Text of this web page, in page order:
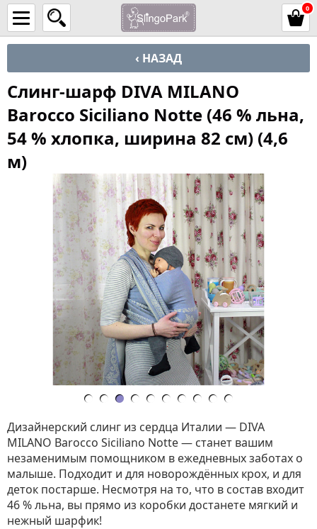
0
‹ НАЗАД
Слинг-шарф DIVA MILANO
Barocco Siciliano Notte (46 % льна,
54 % хлопка, ширина 82 см) (4,6
м)
Дизайнерский слинг из сердца Италии — DIVA
MILANO Barocco Siciliano Notte — станет вашим
незаменимым помощником в ежедневных заботах о
малыше. Подходит и для новорождённых крох, и для
деток постарше. Несмотря на то, что в состав входит
46 % льна, вы прямо из коробки достанете мягкий и
нежный шарфик!